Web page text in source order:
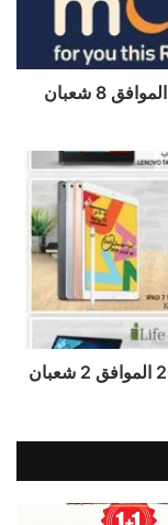
عروض كارفور لهذا الأسبوع 1/4/2020 الموافق 8 شعبان
عروض كارفور عروض الويكند 26/3/2020 الموافق 2 شعبان